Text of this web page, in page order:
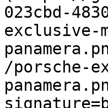
023cbd-
exclusive-
/porsche-